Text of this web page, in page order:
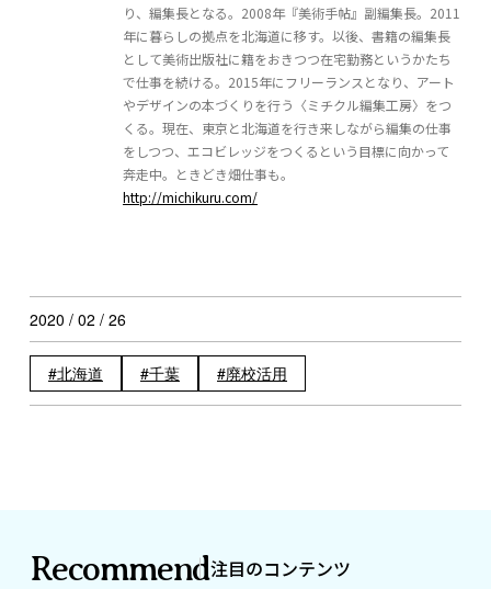
り、編集長となる。2008年『美術手帖』副編集長。2011
年に暮らしの拠点を北海道に移す。以後、書籍の編集長
として美術出版社に籍をおきつつ在宅勤務というかたち
で仕事を続ける。2015年にフリーランスとなり、アート
やデザインの本づくりを行う〈ミチクル編集工房〉をつ
くる。現在、東京と北海道を行き来しながら編集の仕事
をしつつ、エコビレッジをつくるという目標に向かって
奔走中。ときどき畑仕事も。
http://michikuru.com/
2020 / 02 / 26
北海道 千葉 廃校活用
Recommend注目のコンテンツ